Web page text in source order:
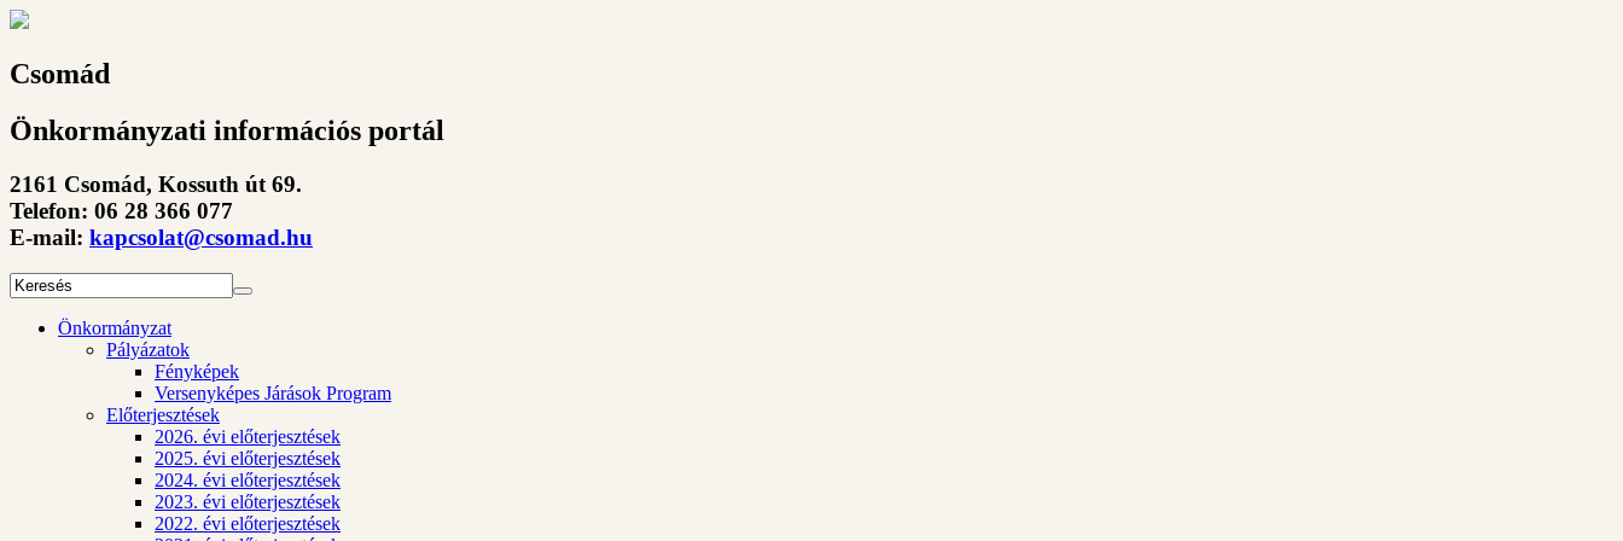
Csomád
Önkormányzati információs portál
2161 Csomád, Kossuth út 69.
Telefon: 06 28 366 077
E-mail: kapcsolat@csomad.hu
Önkormányzat
Pályázatok
Fényképek
Versenyképes Járások Program
Előterjesztések
2026. évi előterjesztések
2025. évi előterjesztések
2024. évi előterjesztések
2023. évi előterjesztések
2022. évi előterjesztések